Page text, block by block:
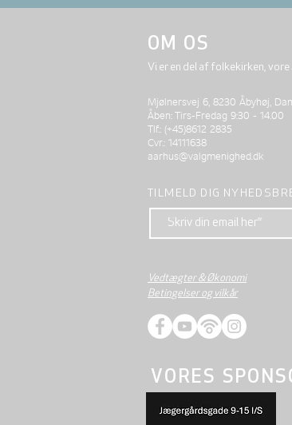
OM OS
Vi er en del af folkekirken,
Mjølnersvej 6, 8230 Åbyhøj,
Åben: Tirs-Fredag 9:30 - 14.00
Tlf.: (+45)8612 2835
Cvr.: 14111638
aarhus@valgmenighed.dk
TILMELD DIG
Vedtægter & Økonomi
Betingelser og vilkår
VORES